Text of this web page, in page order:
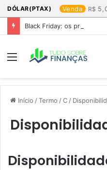
DÓLAR(PTAX) Venda
Black Friday: os produtos
Menu
Início /Termo /C /